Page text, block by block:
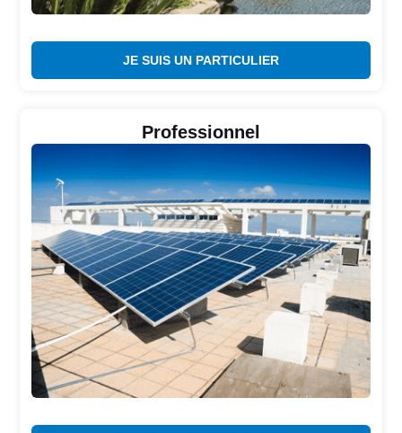
JE SUIS UN PARTICULIER
Professionnel